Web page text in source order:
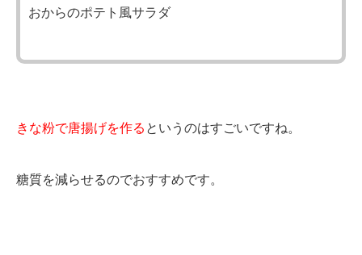
おからのポテト風サラダ
きな粉で唐揚げを作る というのはすごいですね。
糖質を減らせるのでおすすめです。